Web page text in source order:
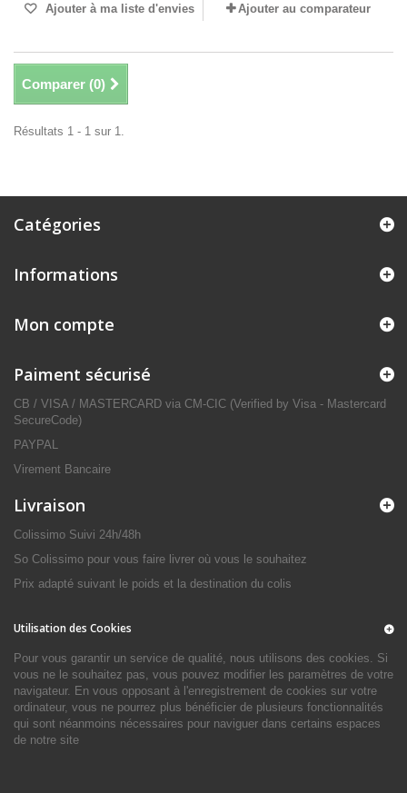
Ajouter à ma liste d'envies Ajouter au comparateur
Comparer (0)
Résultats 1 - 1 sur 1.
Catégories
Informations
Mon compte
Paiment sécurisé
CB / VISA / MASTERCARD via CM-CIC (Verified by Visa - Mastercard
SecureCode)
PAYPAL
Virement Bancaire
Livraison
Colissimo Suivi 24h/48h
So Colissimo pour vous faire livrer où vous le souhaitez
Prix adapté suivant le poids et la destination du colis
Utilisation des Cookies
Pour vous garantir un service de qualité, nous utilisons des cookies. Si
vous ne le souhaitez pas, vous pouvez modifier les paramètres de votre
navigateur. En vous opposant à l'enregistrement de cookies sur votre
ordinateur, vous ne pourrez plus bénéficier de plusieurs fonctionnalités
qui sont néanmoins nécessaires pour naviguer dans certains espaces
de notre site